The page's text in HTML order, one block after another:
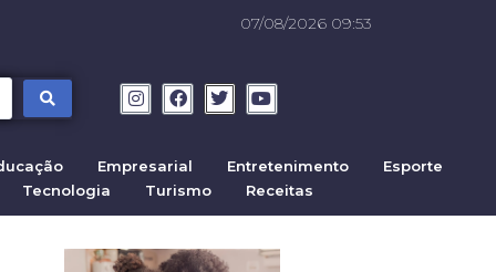
07/08/2026 09:53
Empresarial Entretenimento
Esporte
Tecnologia Turismo Receitas